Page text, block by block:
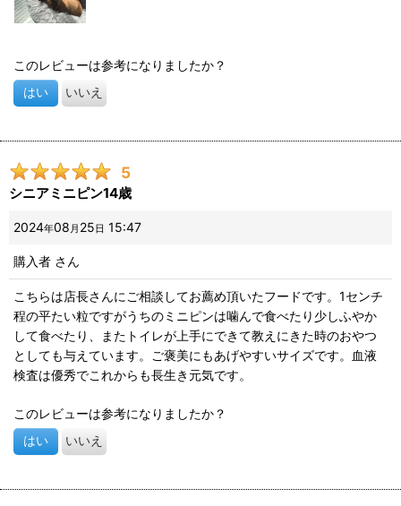
このレビューは参考になりましたか？
はい いいえ
5
シニアミニピン14歳
2024年08 月 25 日 15:47
購入者 さん
こちらは店長さんにご相談してお薦め頂いたフードです。1センチ
程の平たい粒ですがうちのミニピンは噛んで食べたり少しふやか
して食べたり、またトイレが上手にできて教えにきた時のおやつ
としても与えています。ご褒美にもあげやすいサイズです。血液
検査は優秀でこれからも長生き元気です。
このレビューは参考になりましたか？
はい いいえ